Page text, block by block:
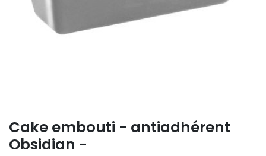
Cake embouti - antiadhérent
Obsidian -